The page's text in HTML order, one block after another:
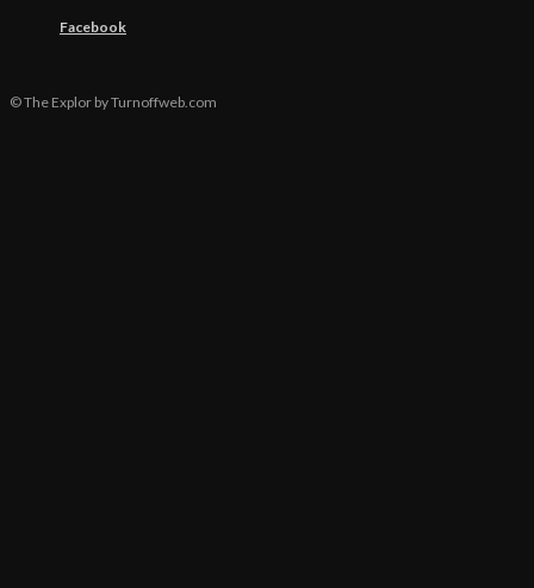
Facebook
© The Explor by Turnoffweb.com